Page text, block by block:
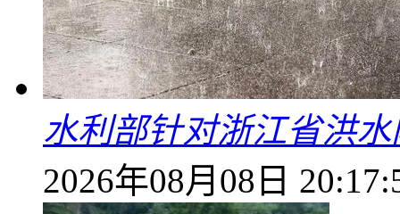
水利部针对浙江省洪
2026年08月08日